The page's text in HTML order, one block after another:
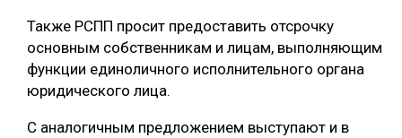
Также РСПП просит предоставить отсрочку
основным собственникам и лицам, выполняющим
функции единоличного исполнительного органа
юридического лица.
С аналогичным предложением выступают и в